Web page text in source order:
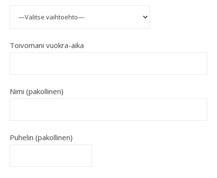
Toivomani vuokra-aika
Nimi (pakollinen)
Puhelin (pakollinen)